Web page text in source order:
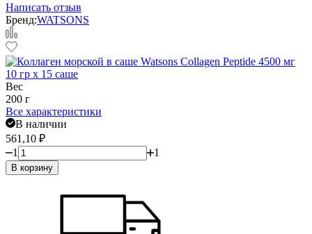
Написать отзыв
Бренд:WATSONS
Вес
200 г
Все характеристики
В наличии
561,10 ₽
1
1
В корзину